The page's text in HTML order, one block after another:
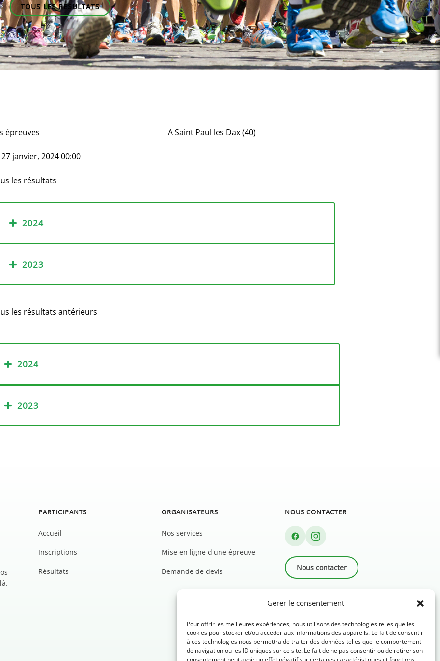
Gérer le consentement
Pour offrir les meilleures expériences, nous utilisons des technologies telles que les
cookies pour stocker et/ou accéder aux informations des appareils. Le fait de consentir
à ces technologies nous permettra de traiter des données telles que le comportement
de navigation ou les ID uniques sur ce site. Le fait de ne pas consentir ou de retirer son
consentement peut avoir un effet négatif sur certaines caractéristiques et fonctions.
TOUS LES RESULTATS
épreuves
27 janvier, 2024 00:00
ASaint Paul les Dax (40)
les résultats
2024
2023
les résultats antérieurs
2024
2023
PARTICIPANTS
Accueil
Inscriptions
Résultats
ORGANISATEURS
Nos services
Mise en ligne d'une épreuve
Demande de devis
NOUS CONTACTER
Nous contacter